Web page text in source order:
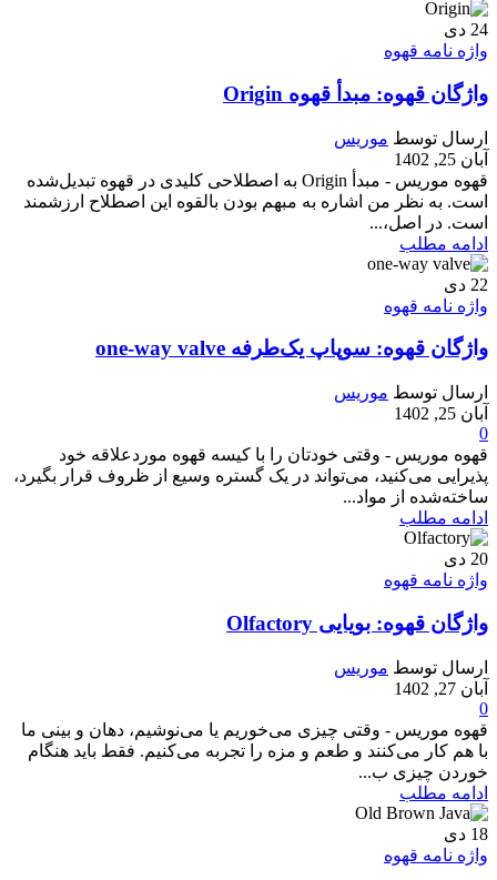
24 دی
واژه نامه قهوه
واژگان قهوه: مبدأ قهوه Origin
ارسال توسط موریس
آبان 25, 1402
قهوه موریس - مبدأ Origin به اصطلاحی کلیدی در قهوه تبدیل‌شده
است. به نظر من اشاره به مبهم بودن بالقوه این اصطلاح ارزشمند
است. در اصل،...
ادامه مطلب
22 دی
واژه نامه قهوه
واژگان قهوه: سوپاپ یک‌طرفه one-way valve
ارسال توسط موریس
آبان 25, 1402
0
قهوه موریس - وقتی خودتان را با کیسه قهوه موردعلاقه خود
پذیرایی می‌کنید، می‌تواند در یک گستره وسیع از ظروف قرار بگیرد،
ساخته‌شده از مواد...
ادامه مطلب
20 دی
واژه نامه قهوه
واژگان قهوه: بویایی Olfactory
ارسال توسط موریس
آبان 27, 1402
0
قهوه موریس - وقتی چیزی می‌خوریم یا می‌نوشیم، دهان و بینی ما
با هم کار می‌کنند و طعم و مزه را تجربه می‌کنیم. فقط باید هنگام
خوردن چیزی ب...
ادامه مطلب
18 دی
واژه نامه قهوه